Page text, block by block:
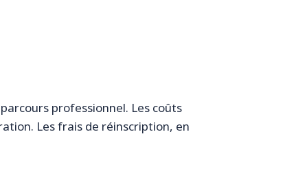
professionnel. Les coûts
Les frais de réinscription, en